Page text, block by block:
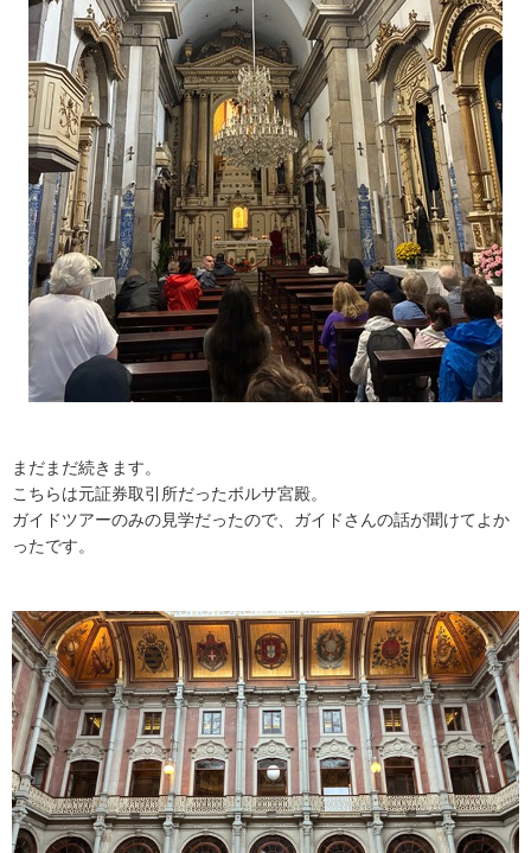
まだまだ続きます。
こちらは元証券取引所だったボルサ宮殿。
ガイドツアーのみの見学だったので、ガイドさんの話が聞けてよか
ったです。